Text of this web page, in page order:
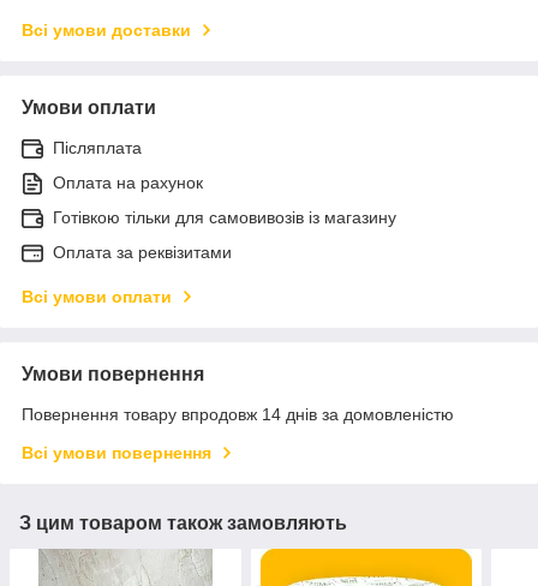
Всі умови доставки
Умови оплати
Післяплата
Оплата на рахунок
Готівкою тільки для самовивозів із магазину
Оплата за реквізитами
Всі умови оплати
Умови повернення
Повернення товару впродовж 14 днів за домовленістю
Всі умови повернення
З цим товаром також замовляють